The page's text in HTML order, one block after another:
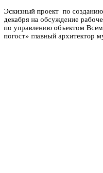
Эскизный проект по созданию
декабря на обсуждение
по управлению объектом
погост» главный архитектор